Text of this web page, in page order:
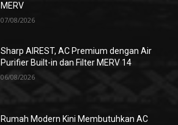
MERV
07/08/2026
Sharp AIREST, AC Premium dengan Air
Purifier Built-in dan Filter MERV 14
06/08/2026
Rumah Modern Kini Membutuhkan AC